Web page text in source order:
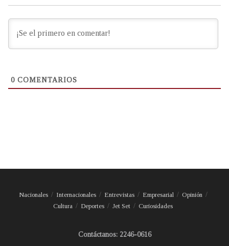
0 COMENTARIOS
Nacionales Internacionales Entrevistas Empresarial
Opinión
Cultura
Deportes Jet Set Curiosidades
Contáctanos: 2246-0616